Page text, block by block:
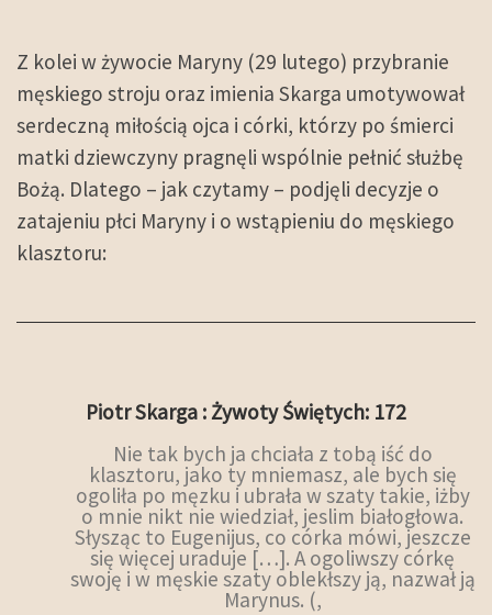
Z kolei w żywocie Maryny (29 lutego) przybranie
męskiego stroju oraz imienia Skarga umotywował
serdeczną miłością ojca i córki, którzy po śmierci
matki dziewczyny pragnęli wspólnie pełnić służbę
Bożą. Dlatego – jak czytamy – podjęli decyzje o
zatajeniu płci Maryny i o wstąpieniu do męskiego
klasztoru:
Piotr Skarga : Żywoty Świętych: 172
Nie tak bych ja chciała z tobą iść do
klasztoru, jako ty mniemasz, ale bych się
ogoliła po męzku i ubrała w szaty takie, iżby
o mnie nikt nie wiedział, jeslim białogłowa.
Słysząc to Eugenijus, co córka mówi, jeszcze
się więcej uraduje […]. A ogoliwszy córkę
swoję i w męskie szaty oblekłszy ją, nazwał ją
Marynus. (,